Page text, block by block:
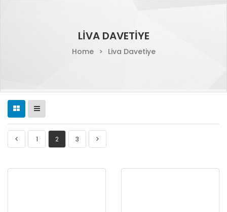
LIVA DAVETIYE
Home > Liva Davetiye
1 2 3